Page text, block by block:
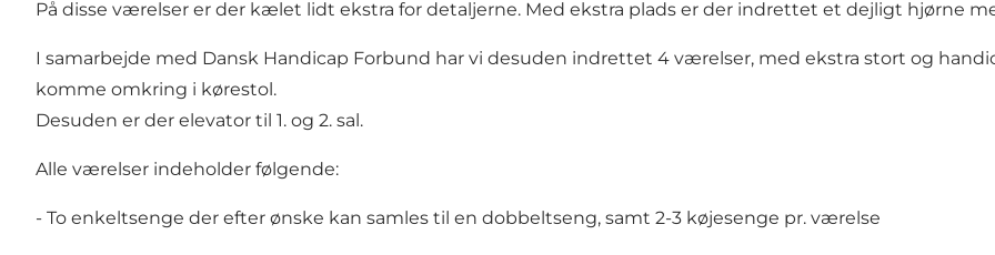
På disse værelser er der kælet lidt ekstra for detaljerne. Med ekstra plads er der indrettet et dejligt hjørne
I samarbejde med Dansk Handicap Forbund har vi desuden indrettet 4 værelser, med ekstra stort og
komme omkring i kørestol.
Desuden er der elevator til 1. og 2. sal.
Alle værelser indeholder følgende:
- To enkeltsenge der efter ønske kan samles til en dobbeltseng, samt 2-3 køjesenge pr. værelse